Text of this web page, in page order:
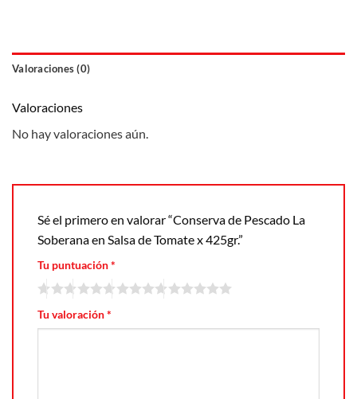
Valoraciones (0)
Valoraciones
No hay valoraciones aún.
Sé el primero en valorar “Conserva de Pescado La
Soberana en Salsa de Tomate x 425gr.”
Tu puntuación*
Tu valoración*